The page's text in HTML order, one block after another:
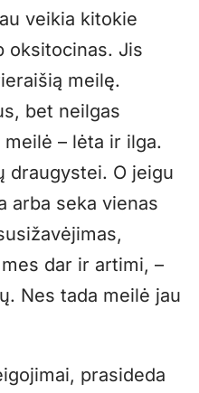
veikia kitokie
oksitocinas. Jis
meilę.
bet neilgas
– lėta ir ilga.
draugystei. O jeigu
arba seka vienas
dar ir artimi, –
Nes tada meilė jau
prasideda